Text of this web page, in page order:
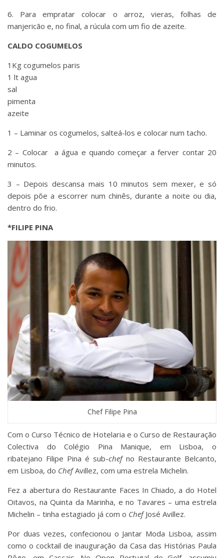
6. Para empratar colocar o arroz, vieras, folhas de
manjericão e, no final, a rúcula com um fio de azeite.
CALDO COGUMELOS
1Kg cogumelos paris
1 lt agua
sal
pimenta
azeite
1 – Laminar os cogumelos, salteá-los e colocar num tacho.
2 – Colocar a água e quando começar a ferver contar 20
minutos.
3 – Depois descansa mais 10 minutos sem mexer, e só
depois põe a escorrer num chinês, durante a noite ou dia,
dentro do frio.
*FILIPE PINA
Chef Filipe Pina
Com o Curso Técnico de Hotelaria e o Curso de Restauração
Colectiva do Colégio Pina Manique, em Lisboa, o
ribatejano Filipe Pina é sub-chef no Restaurante Belcanto,
em Lisboa, do ChefAvillez, com uma estrela Michelin.
Fez a abertura do Restaurante Faces In Chiado, a do Hotel
Oitavos, na Quinta da Marinha, e no Tavares – uma estrela
Michelin – tinha estagiado já com o ChefJosé Avillez.
Por duas vezes, confecionou o Jantar Moda Lisboa, assim
como o cocktail de inauguração da Casa das Histórias Paula